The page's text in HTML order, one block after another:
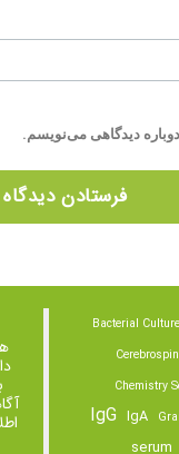
دیدگاهی می‌نویسم.
Bacterial Culture
Chemistry
IgA
IgG
serum